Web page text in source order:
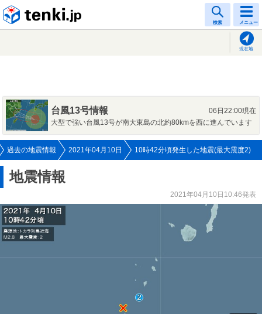
検索 メニュー
現在地
台風13号情報
06日22:00現在
大型で強い台風13号が南大東島の北約80kmを西に進んでいます
過去の地震情報 2021年04月10日 10時42分頃発生した地震(最大震度2)
地震情報
2021年04月10日10:46発表